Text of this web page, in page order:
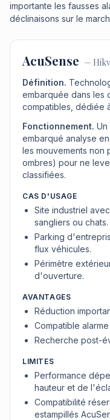
importante les fausses
déclinaisons sur le
AcuSense —
Définition.
embarquée dans les
compatibles, dédiée
Fonctionnement.
embarqué analyse
les mouvements non
ombres) pour ne
classifiées.
CAS D'USAGE
Site industriel
sangliers ou chats.
Parking
flux véhicules.
Périmètre
d'ouverture.
AVANTAGES
Réduction
Compatible
Recherche post-
LIMITES
Performance
hauteur et de
Compatibilité
estampillés